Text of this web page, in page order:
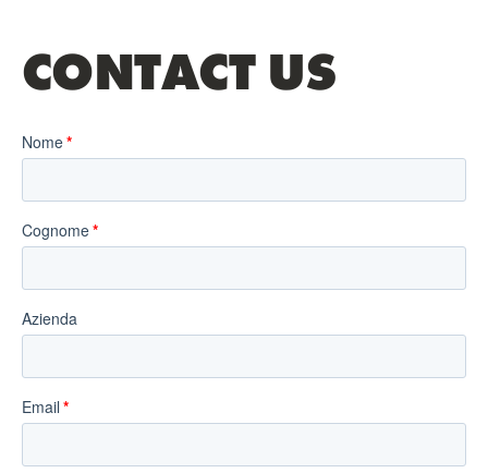
CONTACT US
Nome
Cognome
Azienda
Email